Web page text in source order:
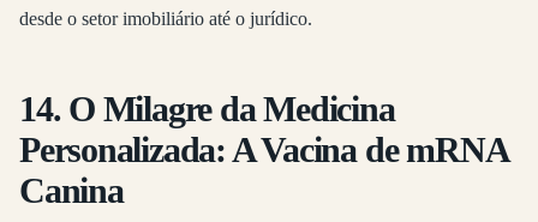
desde o setor imobiliário até o jurídico.
14. O Milagre da Medicina
Personalizada: A Vacina de mRNA
Canina